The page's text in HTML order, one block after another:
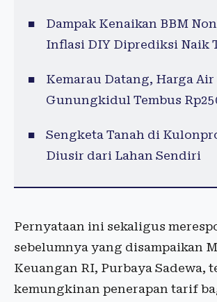
Dampak Kenaikan BBM
Inflasi DIY Diprediksi Naik
Kemarau Datang, Harga
Gunungkidul Tembus
Sengketa Tanah di
Diusir dari Lahan Sendiri
Pernyataan ini sekaligus
sebelumnya yang disampaikan
Keuangan RI, Purbaya Sadewa,
kemungkinan penerapan tarif